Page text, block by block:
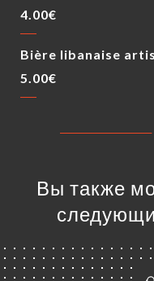
4.00€
Bière libanaise
5.00€
Вы также